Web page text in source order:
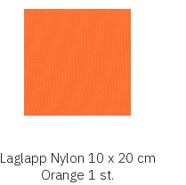
Laglapp Nylon 10 x 20 cm
Orange 1 st.